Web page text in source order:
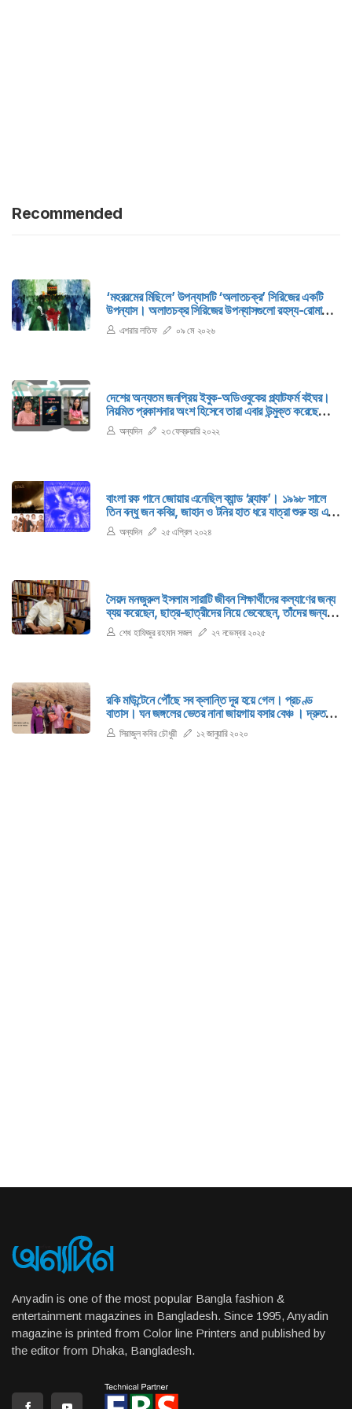
Recommended
‘মহররমের মিছিলে’ উপন্যাসটি ‘অলাতচক্র’ সিরিজের একটি
উপন্যাস। অলাতচক্র সিরিজের উপন্যাসগুলো রহস্য-রোমাঞ্চ
ঘরানার।এশরার লতিফ ০৯ মে ২০২৬
দেশের অন্যতম জনপ্রিয় ইবুক-অডিওবুকের প্ল্যাটফর্ম বইঘর।
নিয়মিত প্রকাশনার অংশ হিসেবে তারা এবার উন্মুক্ত করেছে
একটি বিশেষ ইবুক। এটি একটি নভেলা। বিশেষত্ব হলো,
নভেলাটি লিখেছে স্কুলপড়ুয়া দুই বোন।
অন্যদিন ২৩ ফেব্রুয়ারি ২০২২
বাংলা রক গানে জোয়ার এনেছিল ব্যান্ড ‘ব্ল্যাক’। ১৯৯৮ সালে
তিন বন্ধু জন কবির, জাহান ও টনির হাত ধরে যাত্রা শুরু হয় এ
ব্যান্ডের। পরে যোগ দেন তাহসান ও মিরাজ। ২০০২ সালে
বাজারে আসে ব্যান্ডটির প্রথম অ্যালবাম ‘আমার পৃথিবী’।
অন্যদিন ২৫ এপ্রিল ২০২৪
সৈয়দ মনজুরুল ইসলাম সারাটি জীবন শিক্ষার্থীদের কল্যাণের জন্য
ব্যয় করেছেন, ছাত্র-ছাত্রীদের নিয়ে ভেবেছেন, তাঁদের জন্য
কাজ করে গেছেন।
শেখ হাফিজুর রহমান সজল ২৭ নভেম্বর ২০২৫
রকি মাউন্টেনে পৌঁছে সব ক্লান্তি দূর হয়ে গেল। প্রচণ্ড
বাতাস। ঘন জঙ্গলের ভেতর নানা জায়গায় বসার বেঞ্চ । দ্রুত
দুটি বেঞ্চ দখল করে বসলাম।
সিরাজুল কবির চৌধুরী ১২ জানুয়ারি ২০২০
Anyadin is one of the most popular Bangla fashion &
entertainment magazines in Bangladesh. Since 1995, Anyadin
magazine is printed from Color line Printers and published by
the editor from Dhaka, Bangladesh.